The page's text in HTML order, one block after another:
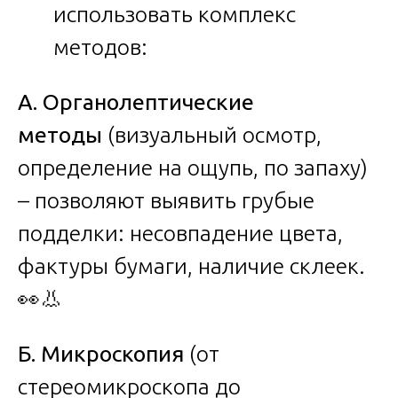
использовать комплекс
методов:
А. Органолептические
методы (визуальный осмотр,
определение на ощупь, по запаху)
– позволяют выявить грубые
подделки: несовпадение цвета,
фактуры бумаги, наличие склеек.
👀👃
Б. Микроскопия (от
стереомикроскопа до